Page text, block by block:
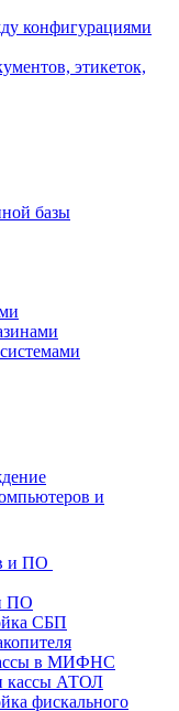
конфигурациями
этикеток,
базы
и
и ПО
ПО
СБП
в МИФНС
кассы АТОЛ
фискального